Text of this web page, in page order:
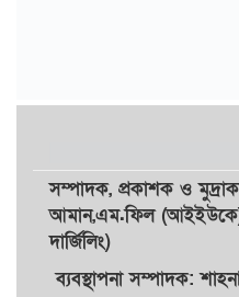
সম্পাদক, প্রকাশকও
আমান,এম.ফিল
দার্জিলিং)
ব্যবস্থাপনা সম্পাদক: